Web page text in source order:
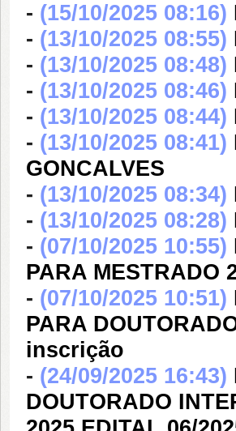
- (15/10/2025 08:16)
- (13/10/2025 08:55)
- (13/10/2025 08:48)
- (13/10/2025 08:46)
- (13/10/2025 08:44)
- (13/10/2025 08:41)
GONCALVES
- (13/10/2025 08:34)
- (13/10/2025 08:28)
- (07/10/2025 10:55)
PARA
- (07/10/2025 10:51)
PARA
inscrição
- (24/09/2025 16:43)
DOUTORADO